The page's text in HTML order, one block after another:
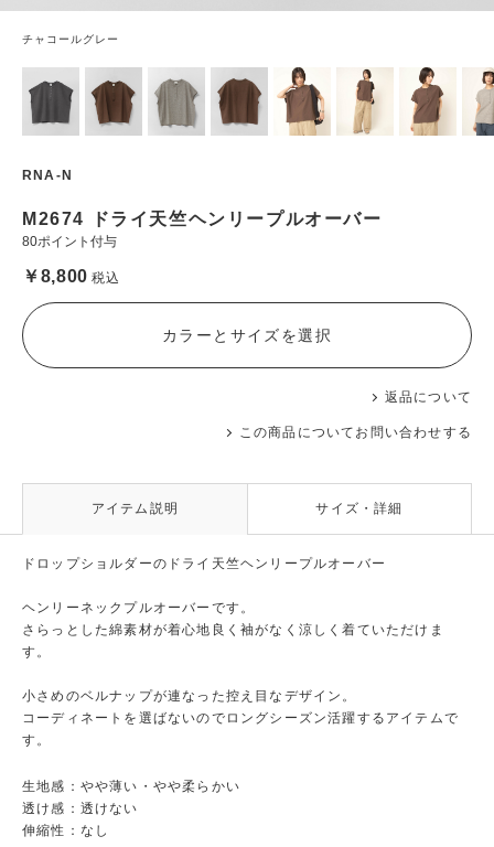
チャコールグレー
RNA-N
M2674 ドライ天竺ヘンリープルオーバー
80ポイント付与
￥8,800 税込
返品について
この商品についてお問い合わせする
カラーとサイズを選択
アイテム説明 サイズ・詳細
ドロップショルダーのドライ天竺ヘンリープルオーバー
ヘンリーネックプルオーバーです。
さらっとした綿素材が着心地良く袖がなく涼しく着ていただけま
す。
小さめのベルナップが連なった控え目なデザイン。
コーディネートを選ばないのでロングシーズン活躍するアイテムで
す。
生地感：やや薄い・やや柔らかい
透け感：透けない
伸縮性：なし